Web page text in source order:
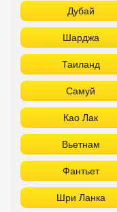
Вьетнам
Фантьет
Шри Ланка
Мальдивы
г.